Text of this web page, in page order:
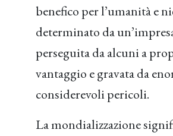
benefico per l’umanità e
determinato da
perseguita da alcuni a
vantaggio e gravata da
considerevoli pericoli.
La mondializzazione